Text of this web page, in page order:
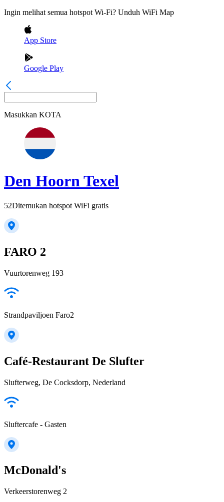
Ingin melihat semua hotspot Wi-Fi? Unduh WiFi Map
App Store
Google Play
Masukkan KOTA
Den Hoorn Texel
52Ditemukan hotspot WiFi gratis
FARO 2
Vuurtorenweg 193
Strandpaviljoen Faro2
Café-Restaurant De Slufter
Slufterweg, De Cocksdorp, Nederland
Sluftercafe - Gasten
McDonald's
Verkeerstorenweg 2